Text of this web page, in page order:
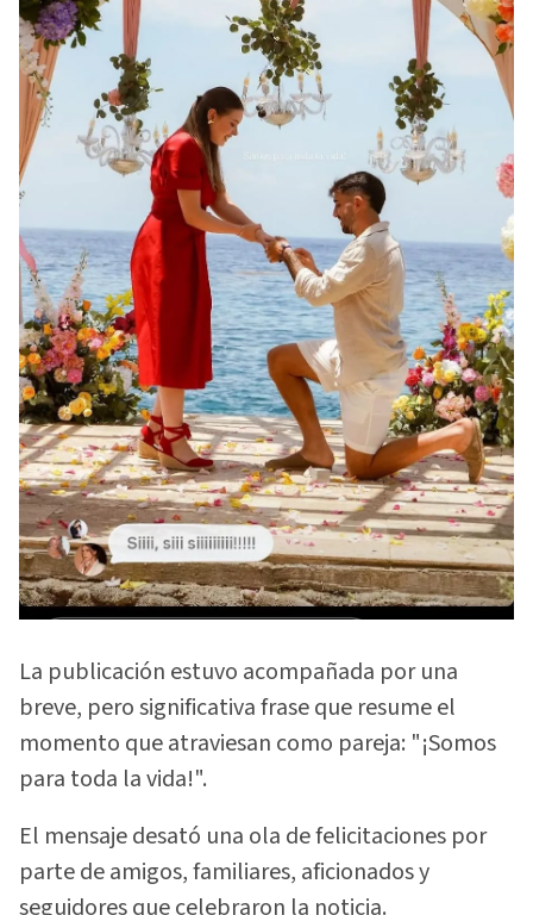
La publicación estuvo acompañada por una
breve, pero significativa frase que resume el
momento que atraviesan como pareja: "¡Somos
para toda la vida!".
El mensaje desató una ola de felicitaciones por
parte de amigos, familiares, aficionados y
seguidores que celebraron la noticia.